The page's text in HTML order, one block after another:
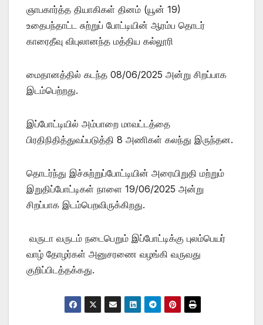
ஞாபகார்த்த தியாகிகள் தினம் (யூன் 19)
உதைபந்தாட்ட சுற்றுப் போட்டியின் ஆரம்ப தொடர்
காரைதீவு விபுலானந்த மத்திய கல்லூரி
மைதானத்தில் கடந்த 08/06/2025 அன்று சிறப்பாக
இடம்பெற்றது.
இப்போட்டியில் அம்பாறை மாவட்டத்தை
பிரதிநிதித்துவப்படுத்தி 8 அணிகள் கலந்து இருந்தன.
தொடர்ந்து இச்சுற்றுப்போட்டியின் அரையிறுதி மற்றும்
இறுதிப்போட்டிகள் நாளை 19/06/2025 அன்று
சிறப்பாக இடம்பெறவிருக்கிறது.
வருடா வருடம் நடைபெறும் இப்போட்டிக்கு புலம்பெயர்
வாழ் தோழர்கள் அனுசரணை வழங்கி வருவது
குறிப்பிடத்தக்கது.